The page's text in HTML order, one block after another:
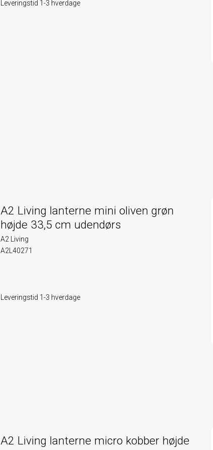
Leveringstid 1-3 hverdage
A2 Living lanterne mini oliven grøn
højde 33,5 cm udendørs
A2 Living
A2L40271
Leveringstid 1-3 hverdage
A2 Living lanterne micro kobber højde